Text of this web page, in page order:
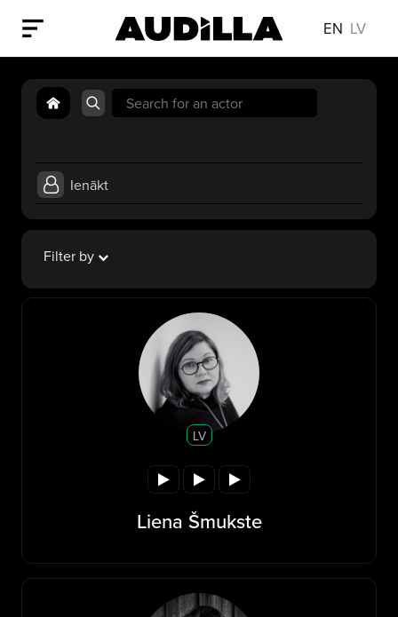
EN LV
Search
for:
Ienākt
Filter by
LV
Liena Šmukste